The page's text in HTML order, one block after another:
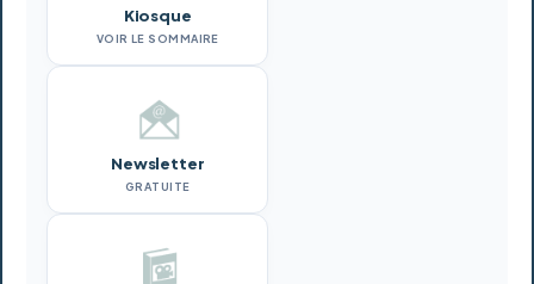
Kiosque
VOIR LE SOMMAIRE
Newsletter
GRATUITE